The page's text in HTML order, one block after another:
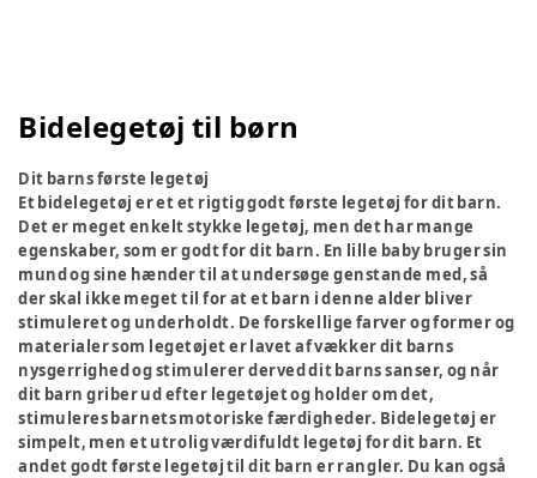
Bidelegetøj til børn
Dit barns første legetøj
Et bidelegetøj er et et rigtig godt første legetøj for dit barn.
Det er meget enkelt stykke legetøj, men det har mange
egenskaber, som er godt for dit barn. En lille baby bruger sin
mund og sine hænder til at undersøge genstande med, så
der skal ikke meget til for at et barn i denne alder bliver
stimuleret og underholdt. De forskellige farver og former og
materialer som legetøjet er lavet af vækker dit barns
nysgerrighed og stimulerer derved dit barns sanser, og når
dit barn griber ud efter legetøjet og holder om det,
stimuleres barnets motoriske færdigheder. Bidelegetøj er
simpelt, men et utrolig værdifuldt legetøj for dit barn. Et
andet godt første legetøj til dit barn er rangler. Du kan også